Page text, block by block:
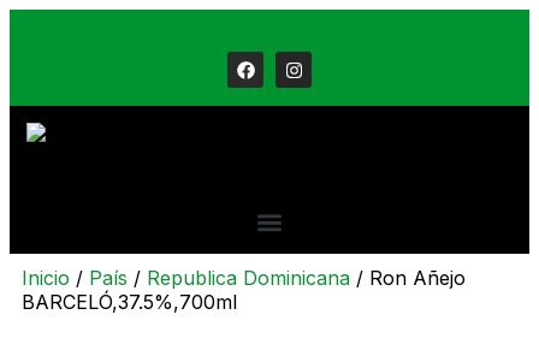
Inicio / País / Republica Dominicana / Ron Añejo
BARCELÓ,37.5%,700ml